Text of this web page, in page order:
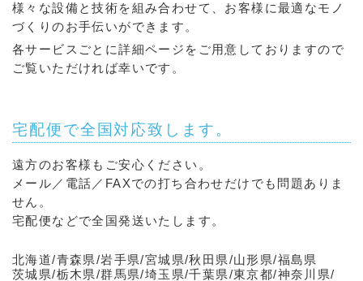
様々な設備と技術を組み合わせて、お客様に最適なモノ
づくりのお手伝いができます。
各サービスごとに詳細ページをご用意しておりますので
ご覧いただければ幸いです。
宅配便で全国対応致します。
遠方のお客様もご安心ください。
メール／電話／FAXでの打ち合わせだけでも問題ありま
せん。
宅配便などで全国発送いたします。
北海道/青森県/岩手県/宮城県/秋田県/山形県/福島県
茨城県/栃木県/群馬県/埼玉県/千葉県/東京都/神奈川県/